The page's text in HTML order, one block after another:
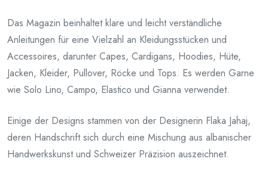
Das Magazin beinhaltet klare und leicht verständliche
Anleitungen für eine Vielzahl an Kleidungsstücken und
Accessoires, darunter Capes, Cardigans, Hoodies, Hüte,
Jacken, Kleider, Pullover, Röcke und Tops. Es werden Garne
wie Solo Lino, Campo, Elastico und Gianna verwendet.
Einige der Designs stammen von der Designerin Flaka Jahaj,
deren Handschrift sich durch eine Mischung aus albanischer
Handwerkskunst und Schweizer Präzision auszeichnet.